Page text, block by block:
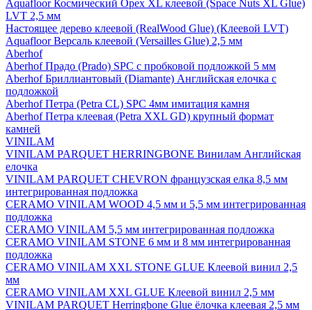
Aquafloor Космический Орех XL клеевой (Space Nuts XL Glue)
LVT 2,5 мм
Настоящее дерево клеевой (RealWood Glue) (Клеевой LVT)
Aquafloor Версаль клеевой (Versailles Glue) 2,5 мм
Aberhof
Aberhof Прадо (Prado) SPC с пробковой подложкой 5 мм
Aberhof Бриллиантовый (Diamante) Английская елочка с
подложкой
Aberhof Петра (Petra CL) SPC 4мм имитация камня
Aberhof Петра клеевая (Petra XXL GD) крупный формат
камней
VINILAM
VINILAM PARQUET HERRINGBONE Винилам Английская
елочка
VINILAM PARQUET CHEVRON французская елка 8,5 мм
интегрированная подложка
CERAMO VINILAM WOOD 4,5 мм и 5,5 мм интегрированная
подложка
CERAMO VINILAM 5,5 мм интегрированная подложка
CERAMO VINILAM STONE 6 мм и 8 мм интегрированная
подложка
CERAMO VINILAM XXL STONE GLUE Клеевой винил 2,5
мм
CERAMO VINILAM XXL GLUE Клеевой винил 2,5 мм
VINILAM PARQUET Herringbone Glue ёлочка клеевая 2,5 мм